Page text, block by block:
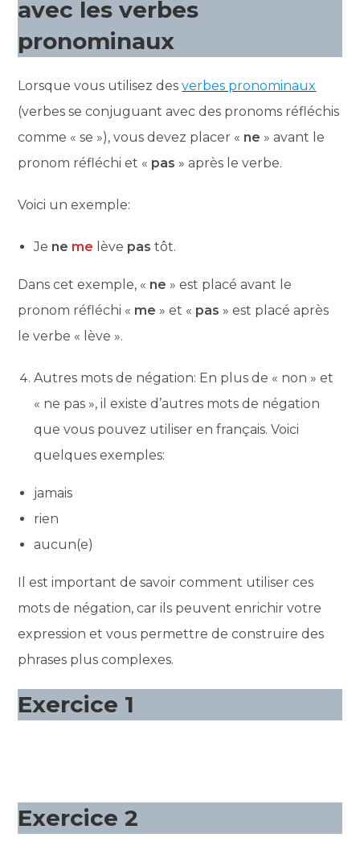
avec les verbes
pronominaux
Lorsque vous utilisez desverbes pronominaux
(verbes se conjuguant avec des pronoms réfléchis
comme « se »), vous devez placer « ne » avant le
pronom réfléchi et « pas » après le verbe.
Voici un exemple:
Je ne me lève pas tôt.
Dans cet exemple, « ne » est placé avant le
pronom réfléchi « me » et « pas » est placé après
le verbe « lève ».
Autres mots de négation: En plus de « non » et
« ne pas », il existe d’autres mots de négation
que vous pouvez utiliser en français. Voici
quelques exemples:
jamais
rien
aucun(e)
Il est important de savoir comment utiliser ces
mots de négation, car ils peuvent enrichir votre
expression et vous permettre de construire des
phrases plus complexes.
Exercice 1
Exercice 2